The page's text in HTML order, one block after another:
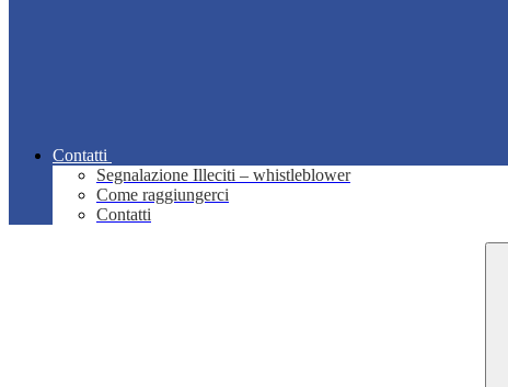
Contatti
Segnalazione Illeciti – whistleblower
Come raggiungerci
Contatti